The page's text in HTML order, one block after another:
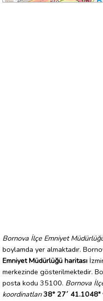
Bornova İlçe Emniyet
boylamda yer almaktadır.
Emniyet Müdürlüğü haritası
merkezinde gösterilmektedir.
posta kodu 35100. Bornova
koordinatları 38° 27´